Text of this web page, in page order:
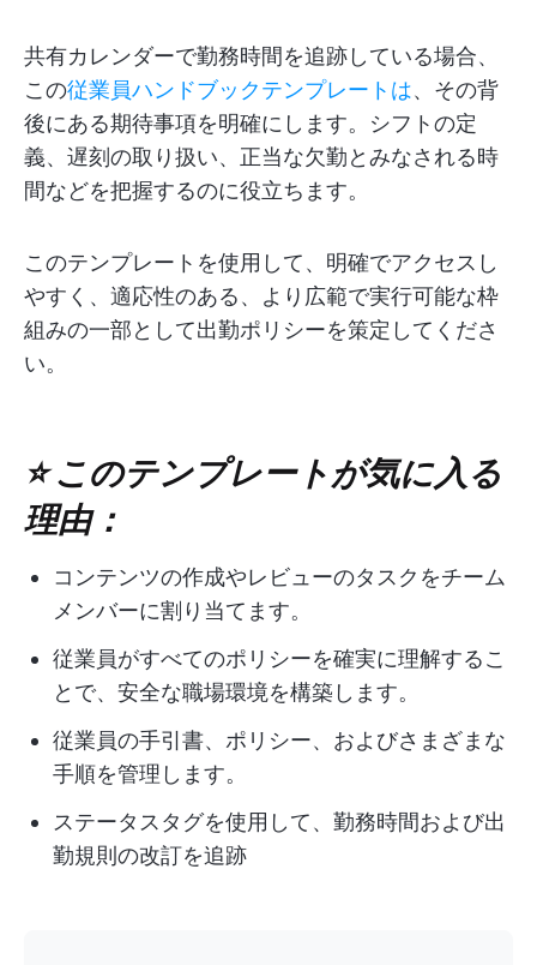
共有カレンダーで勤務時間を追跡している場合、
この従業員ハンドブックテンプレートは、その背
後にある期待事項を明確にします。シフトの定
義、遅刻の取り扱い、正当な欠勤とみなされる時
間などを把握するのに役立ちます。
このテンプレートを使用して、明確でアクセスし
やすく、適応性のある、より広範で実行可能な枠
組みの一部として出勤ポリシーを策定してくださ
い。
⭐ このテンプレートが気に入る
理由：
コンテンツの作成やレビューのタスクをチーム
メンバーに割り当てます。
従業員がすべてのポリシーを確実に理解するこ
とで、安全な職場環境を構築します。
従業員の手引書、ポリシー、およびさまざまな
手順を管理します。
ステータスタグを使用して、勤務時間および出
勤規則の改訂を追跡